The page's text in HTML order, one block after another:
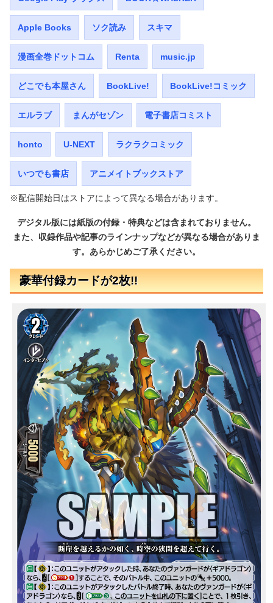
Apple Books ソク読み スキマ
漫画全巻ドットコム Renta music.jp
どこでも本屋さん BookLive! BookLive!コミック
エルラブ まんがセゾン 電子書店コミスト
honto U-NEXT ラクラクコミック
いつでも書店 アニメイトブックストア
※配信開始日はストアによって異なる場合があります。
デジタル版には紙版の付録・特典などは含まれておりません。
また、収録作品や記事のラインナップなどが異なる場合がありま
す。あらかじめご了承ください。
豪華付録カードが2枚!!